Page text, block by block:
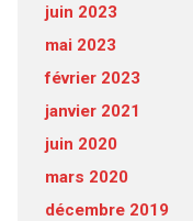
juin 2023
mai 2023
février 2023
janvier 2021
juin 2020
mars 2020
décembre 2019